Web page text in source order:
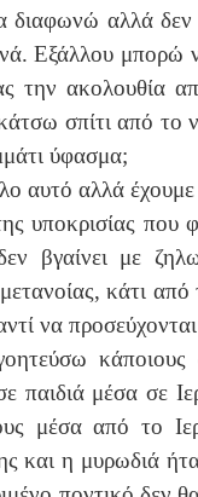
διαφωνώ αλλά
Εξάλλου μπορώ
την ακολουθία
σπίτι από
ύφασμα;
αυτό αλλά
υποκρισίας που
βγαίνει με
κάτι
να
παιδιά μέσα σε
μέσα από το
και η μυρωδιά